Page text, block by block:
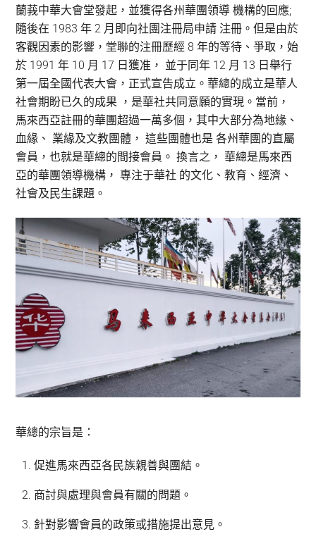
蘭莪中華大會堂發起，並獲得各州華團領導 機構的回應;
隨後在 1983 年 2 月即向社團注冊局申請 注冊。但是由於
客觀因素的影響，堂聯的注冊歷經 8 年的等待、爭取，始
於 1991 年 10 月 17 日獲准， 並于同年 12 月 13 日舉行
第一屆全國代表大會，正式宣告成立。華總的成立是華人
社會期盼已久的成果 ，是華社共同意願的實現。當前，
馬來西亞註冊的華團超過一萬多個，其中大部分為地緣、
血緣、 業緣及文教團體， 這些團體也是 各州華團的直屬
會員，也就是華總的間接會員。 換言之， 華總是馬來西
亞的華團領導機構， 專注于華社 的文化、教育、經濟、
社會及民生課題。
華總的宗旨是：
促進馬來西亞各民族親善與團結。
商討與處理與會員有關的問題。
針對影響會員的政策或措施提出意見。